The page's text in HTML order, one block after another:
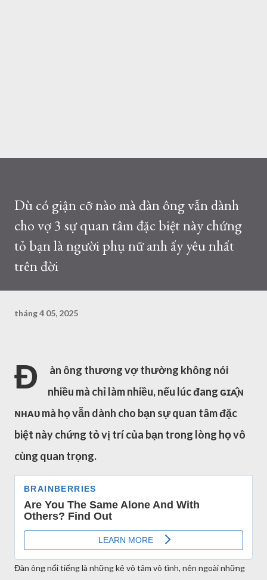
Dù có giận cỡ nào mà đàn ông vẫn dành
cho vợ 3 sự quan tâm đặc biệt này chứng
tỏ bạn là người phụ nữ anh ấy yêu nhất
trên đời
tháng 4 05, 2025
Đ
àn ông thương vợ thường không nói
nhiều mà chỉ làm nhiều, nếu lúc đang ɢɪᴀ̣̂ɴ
ɴʜᴀᴜ mà họ vẫn dành cho bạn sự quan tâm đặc
biệt này chứng tỏ vị trí của bạn trong lòng họ vô
cùng quan trọng.
Đàn ông nổi tiếng là những kẻ vô tâm vô tình, nên ngoài những